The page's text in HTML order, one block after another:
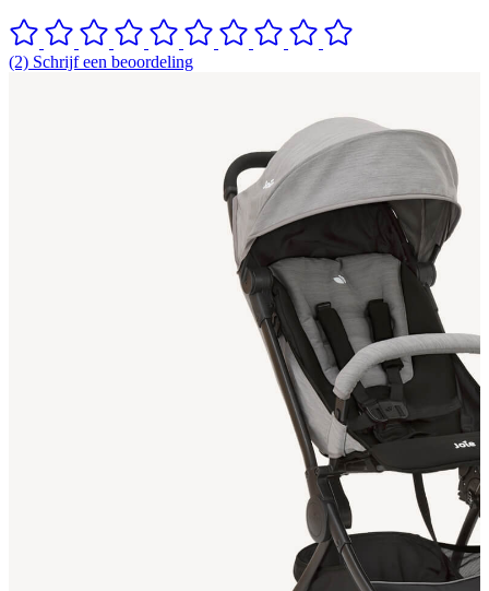
(2) Schrijf een beoordeling